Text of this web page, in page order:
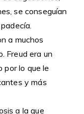
se conseguían
a muchos
Freud era un
por lo que le
y más
a la que